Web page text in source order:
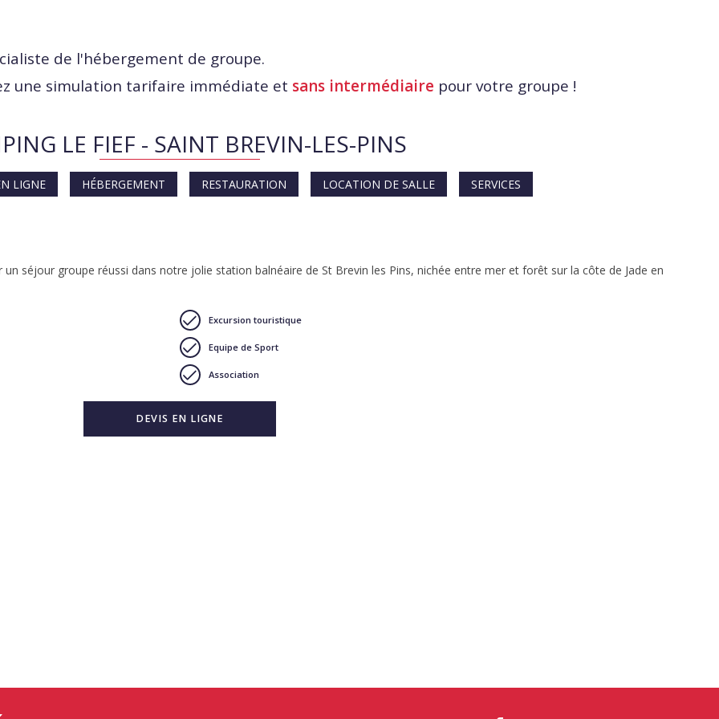
de l'hébergement de groupe.
une simulation tarifaire immédiate et sans intermédiaire pour votre groupe !
LE FIEF - SAINT BREVIN-LES-PINS
LIGNE HÉBERGEMENT RESTAURATION LOCATION DE SALLE SERVICES
séjour groupe réussi dans notre jolie station balnéaire de St Brevin les Pins, nichée entre mer et forêt sur la côte de Jade en
Excursion touristique
Equipe de Sport
Association
DEVIS EN LIGNE